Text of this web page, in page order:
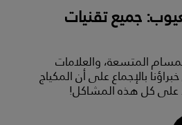
جميع تقنيات
المتسعة، والعلامات
بالإجماع على أن المكياج
على كل هذه المشاكل!